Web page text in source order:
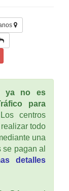
ya no es
para
centros
todo
una
pagan al
detalles